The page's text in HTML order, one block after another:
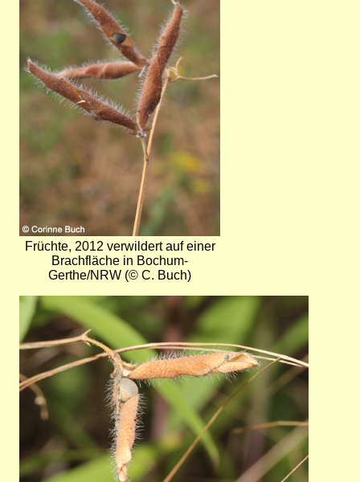
Früchte, 2012 verwildert auf einer
Brachfläche in Bochum-
Gerthe/NRW (© C. Buch)
Bild